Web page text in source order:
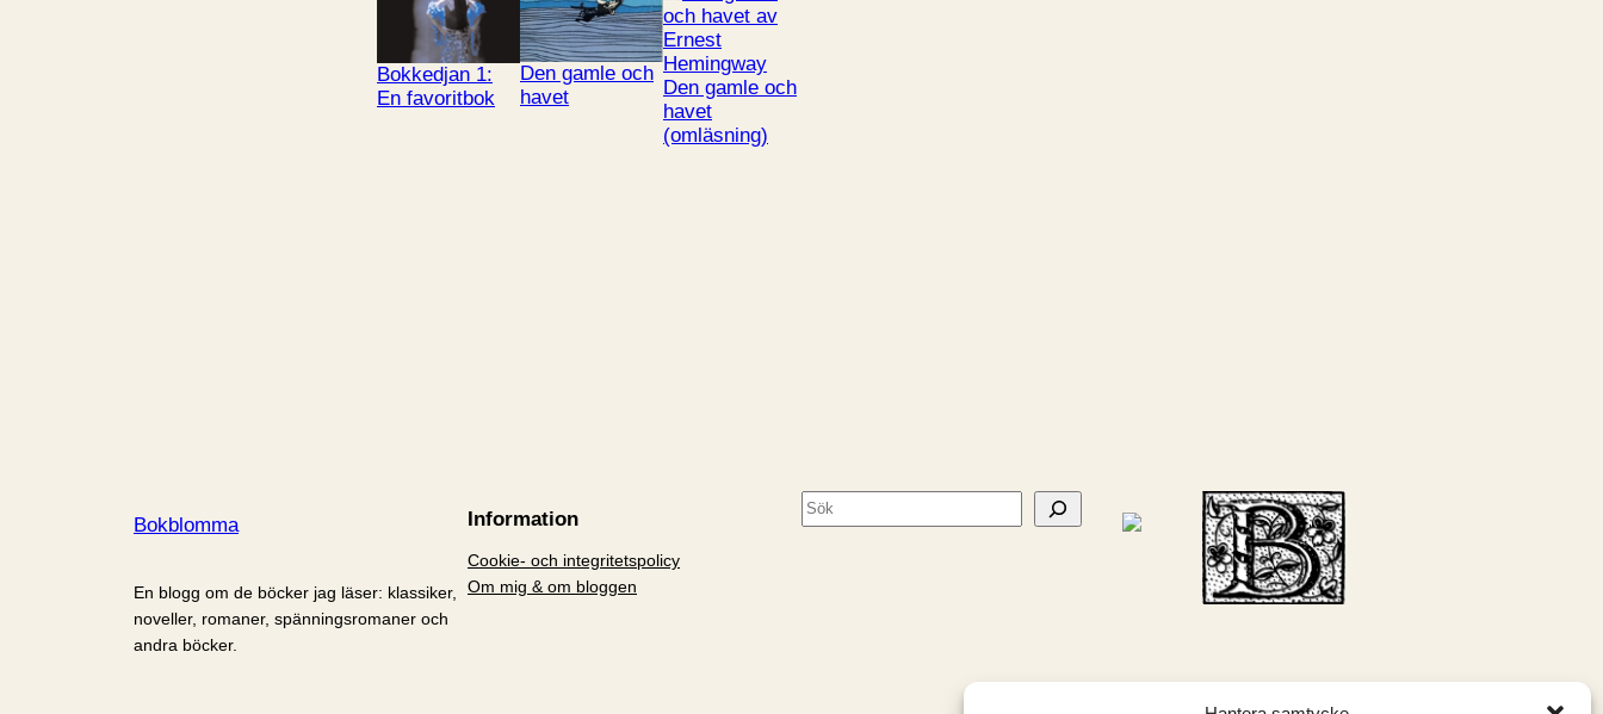
Bokkedjan 1:
En favoritbok
Den gamle och
havet
Den gamle och
havet
(omläsning)
Bokblomma
En blogg om de böcker jag läser: klassiker,
noveller, romaner, spänningsromaner och
andra böcker.
Information
Cookie- och integritetspolicy
Om mig & om bloggen
S